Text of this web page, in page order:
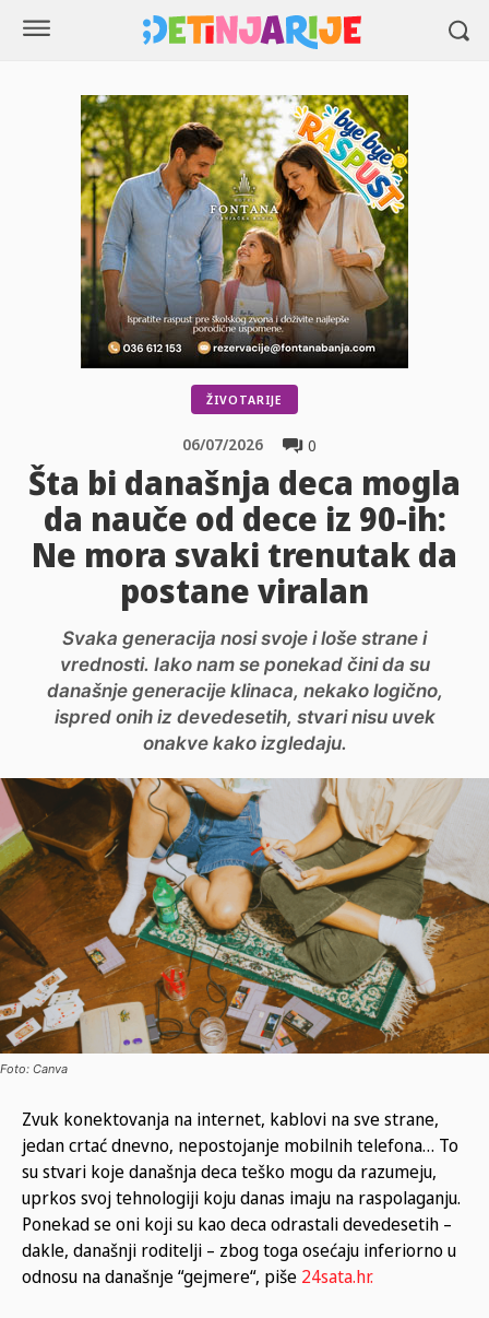
ŽIVOTARIJE
0
06/07/2026
Šta bi današnja deca mogla
da nauče od dece iz 90-ih:
Ne mora svaki trenutak da
postane viralan
Svaka generacija nosi svoje i loše strane i
vrednosti. Iako nam se ponekad čini da su
današnje generacije klinaca, nekako logično,
ispred onih iz devedesetih, stvari nisu uvek
onakve kako izgledaju.
Foto: Canva
Zvuk konektovanja na internet, kablovi na sve strane,
jedan crtać dnevno, nepostojanje mobilnih telefona… To
su stvari koje današnja deca teško mogu da razumeju,
uprkos svoj tehnologiji koju danas imaju na raspolaganju.
Ponekad se oni koji su kao deca odrastali devedesetih –
dakle, današnji roditelji – zbog toga osećaju inferiorno u
odnosu na današnje “gejmere“, piše 24sata.hr.